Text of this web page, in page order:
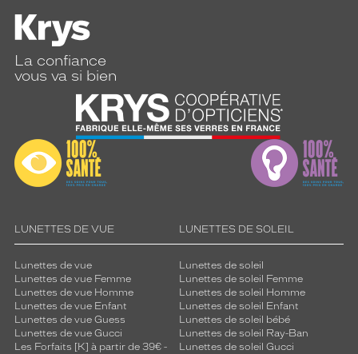
La confiance
vous va si bien
LUNETTES DE VUE
Lunettes de vue
Lunettes de vue Femme
Lunettes de vue Homme
Lunettes de vue Enfant
Lunettes de vue Guess
Lunettes de vue Gucci
Les Forfaits [K] à partir de 39€ -
LUNETTES DE SOLEIL
Lunettes de soleil
Lunettes de soleil Femme
Lunettes de soleil Homme
Lunettes de soleil Enfant
Lunettes de soleil bébé
Lunettes de soleil Ray-Ban
Lunettes de soleil Gucci